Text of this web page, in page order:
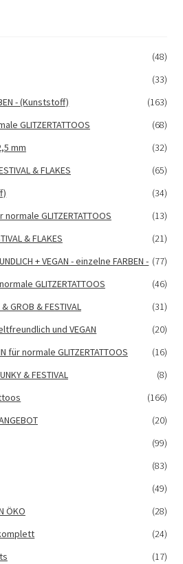
(48)
(33)
- (Kunststoff)
(163)
GLITZERTATTOOS
(68)
mm
(32)
& FLAKES
(65)
(34)
GLITZERTATTOOS
(13)
& FLAKES
(21)
+ VEGAN - einzelne FARBEN - (77)
GLITZERTATTOOS
(46)
GROB & FESTIVAL
(31)
und VEGAN
(20)
für normale GLITZERTATTOOS
(16)
& FESTIVAL
(8)
(166)
(20)
(99)
(83)
(49)
ÖKO
(28)
komplett
(24)
(17)